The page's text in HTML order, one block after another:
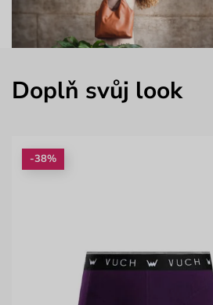
Doplň svůj look
-38%